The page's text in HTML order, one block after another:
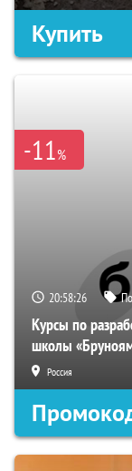
Купить
-11%
20:58:25
Курсы по
школы
Россия